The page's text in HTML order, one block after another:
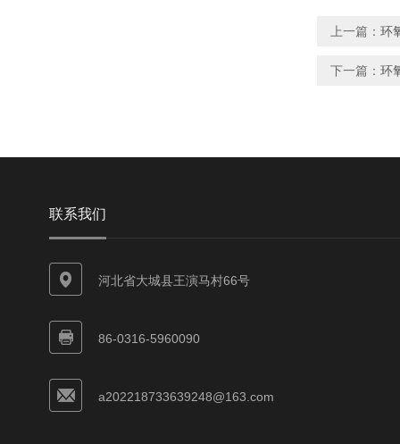
上一篇： 环
下一篇： 环
联系我们
河北省大城县王演马村66号
86-0316-5960090
a202218733639248@163.com